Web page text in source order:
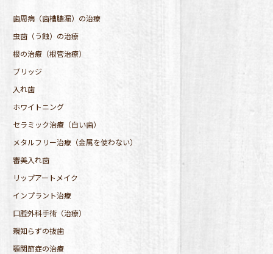
歯周病（歯槽膿漏）の治療
虫歯（う蝕）の治療
根の治療（根管治療）
ブリッジ
入れ歯
ホワイトニング
セラミック治療（白い歯）
メタルフリー治療（金属を使わない）
審美入れ歯
リップアートメイク
インプラント治療
口腔外科手術（治療）
親知らずの抜歯
顎関節症の治療